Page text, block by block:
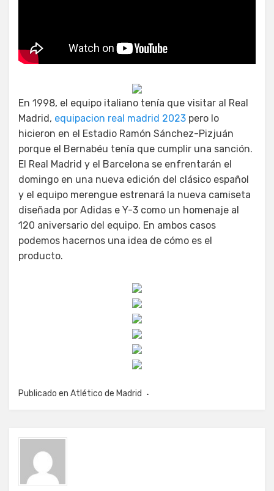
En 1998, el equipo italiano tenía que visitar al Real
Madrid, equipacion real madrid 2023 pero lo
hicieron en el Estadio Ramón Sánchez-Pizjuán
porque el Bernabéu tenía que cumplir una sanción.
El Real Madrid y el Barcelona se enfrentarán el
domingo en una nueva edición del clásico español
y el equipo merengue estrenará la nueva camiseta
diseñada por Adidas e Y-3 como un homenaje al
120 aniversario del equipo. En ambos casos
podemos hacernos una idea de cómo es el
producto.
Publicado en Atlético de Madrid